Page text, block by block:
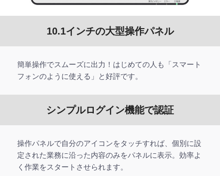
10.1インチの大型操作パネル
簡単操作でスムーズに出力！はじめての人も「スマート
フォンのように使える」と好評です。
シンプルログイン機能で認証
操作パネルで自分のアイコンをタッチすれば、個別に設
定された業務に沿った内容のみをパネルに表示。効率よ
く作業をスタートさせられます。